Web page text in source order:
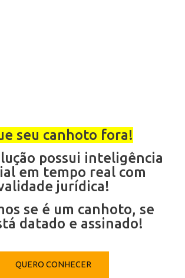
seu canhoto fora!
possui inteligência
em tempo real com
jurídica!
se é um canhoto, se
datado e assinado!
QUERO CONHECER
seu canhoto fora!
possui inteligência
em tempo real com
jurídica!
se é um canhoto, se
datado e assinado!
QUERO CONHECER